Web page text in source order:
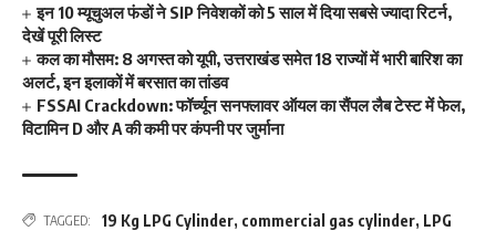
इन 10 म्यूचुअल फंडों ने SIP निवेशकों को 5 साल में दिया सबसे ज्यादा रिटर्न,
देखें पूरी लिस्ट
कल का मौसम: 8 अगस्त को यूपी, उत्तराखंड समेत 18 राज्यों में भारी बारिश का
अलर्ट, इन इलाकों में बरसात का तांडव
FSSAI Crackdown: फॉर्च्यून सनफ्लावर ऑयल का सैंपल लैब टेस्ट में फेल,
विटामिन D और A की कमी पर कंपनी पर जुर्माना
TAGGED: 19 Kg LPG Cylinder, commercial gas cylinder, LPG